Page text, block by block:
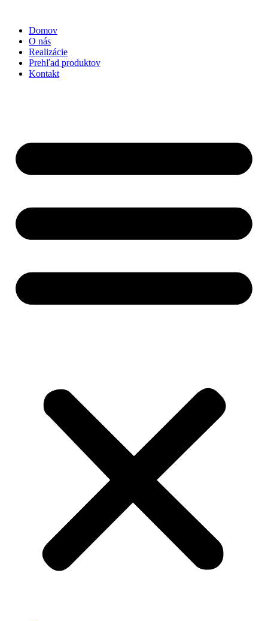
obsah
Domov
O nás
Realizácie
Prehľad produktov
Kontakt